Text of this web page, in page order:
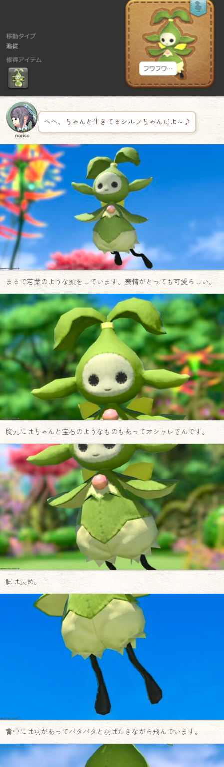
norico
へへ、ちゃんと生きてるシルフちゃんだよ～♪
まるで若葉のような頭をしています。表情がとっても可愛らしい。
胸元にはちゃんと宝石のようなものもあってオシャレさんです。
脚は長め。
背中には羽があってパタパタと羽ばたきながら飛んでいます。